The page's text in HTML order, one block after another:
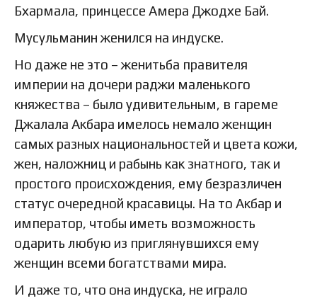
Бхармала, принцессе Амера Джодхе Бай.
Мусульманин женился на индуске.
Но даже не это – женитьба правителя
империи на дочери раджи маленького
княжества – было удивительным, в гареме
Джалала Акбара имелось немало женщин
самых разных национальностей и цвета кожи,
жен, наложниц и рабынь как знатного, так и
простого происхождения, ему безразличен
статус очередной красавицы. На то Акбар и
император, чтобы иметь возможность
одарить любую из приглянувшихся ему
женщин всеми богатствами мира.
И даже то, что она индуска, не играло